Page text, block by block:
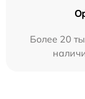
Более 20